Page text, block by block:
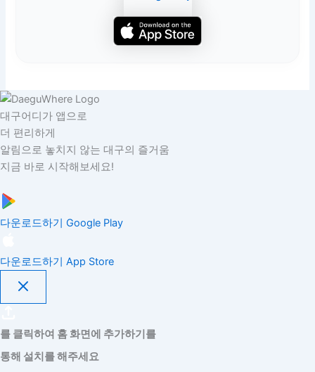
대구어디가 앱으로
더 편리하게
알림으로 놓치지 않는 대구의 즐거움
지금 바로 시작해보세요!
다운로드하기 Google Play
다운로드하기 App Store
를 클릭하여 홈 화면에 추가하기를
통해 설치를 해주세요